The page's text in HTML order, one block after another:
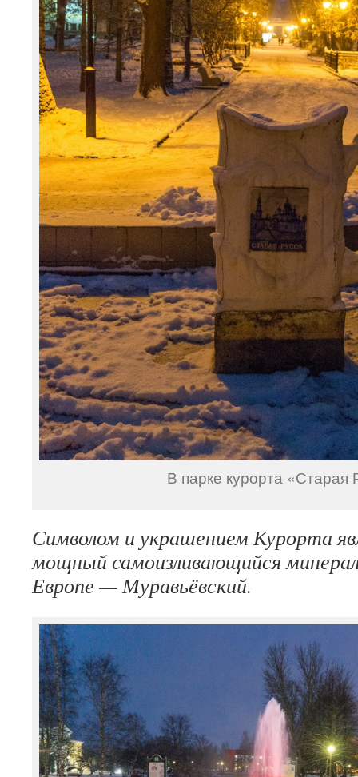
В парке курорта «Старая
Символом и украшением Курорта
мощный самоизливающийся
Европе — Муравьёвский.